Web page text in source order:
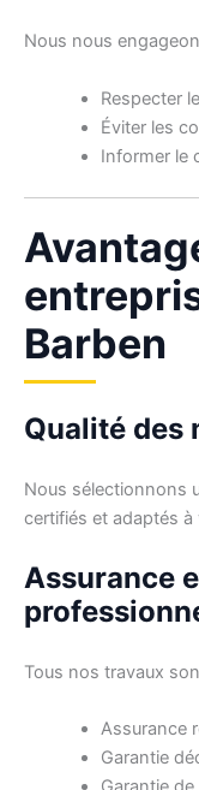
Nous nous
Respecter
Éviter les
Informer le
Barben
Qualité des
Nous sélectionnons
certifiés et adaptés à
Assurance
Tous nos travaux
Assurance
Garantie